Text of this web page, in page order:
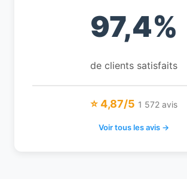
97,4%
de clients satisfaits
⭐ 4,87/5 1 572 avis
Voir tous les avis →